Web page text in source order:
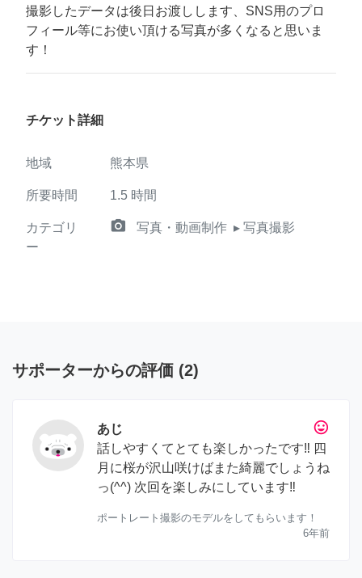
撮影したデータは後日お渡しします、SNS用のプロ
フィール等にお使い頂ける写真が多くなると思いま
す！
チケット詳細
地域 熊本県
所要時間 1.5 時間
カテゴリ
ー
camera_alt 写真・動画制作 ▸ 写真撮影
サポーターからの評価 (2)
tag_faces
あじ
話しやすくてとても楽しかったです‼︎ 四
月に桜が沢山咲けばまた綺麗でしょうね
っ(^^) 次回を楽しみにしています‼︎
ポートレート撮影のモデルをしてもらいます！
6年前